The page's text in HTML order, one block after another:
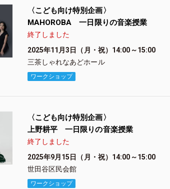
〈こども向け特別企画〉
MAHOROBA 一日限りの音楽授業
終了しました
2025年11月3日（月・祝）14:00～15:00
三茶しゃれなあどホール
ワークショップ
〈こども向け特別企画〉
上野耕平 一日限りの音楽授業
終了しました
2025年9月15日（月・祝）14:00～15:00
世田谷区民会館
ワークショップ